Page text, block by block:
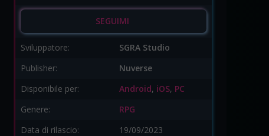
SEGUIMI
Sviluppatore:
SGRA Studio
Publisher:
Nuverse
Disponibile per:
Android, iOS, PC
Genere:
RPG
Data di rilascio:
19/09/2023